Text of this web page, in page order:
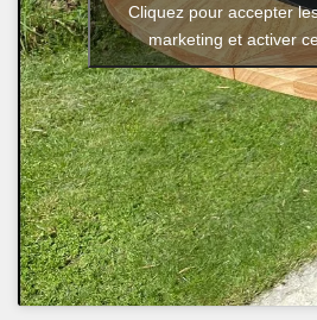
Cliquez pour accepter
marketing et activer